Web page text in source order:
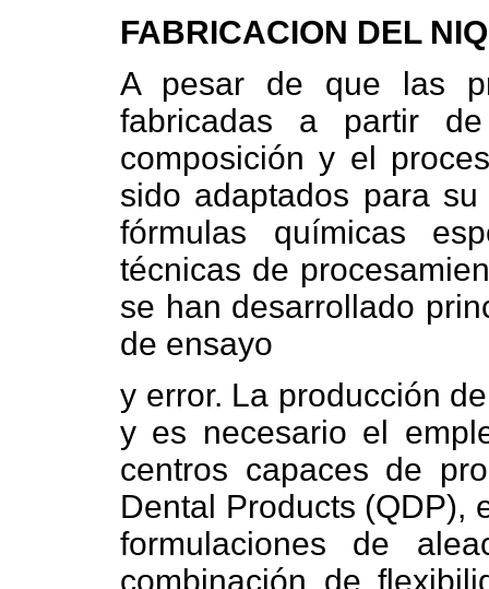
FABRICACION DEL
A pesar de que las
fabricadas a partir
composición y el
sido adaptados para
fórmulas químicas
técnicas de
se han desarrollado
de ensayo
y error. La producción
y es necesario el
centros capaces de
Dental Products (QDP),
formulaciones de
combinación de